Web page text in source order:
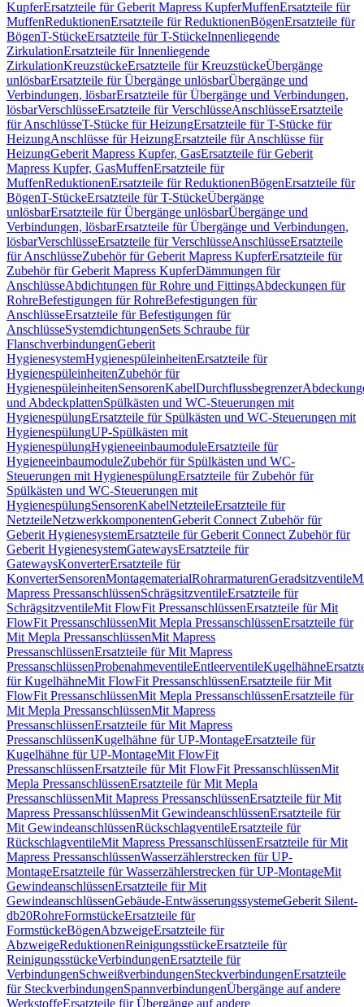
KupferErsatzteile für Geberit Mapress KupferMuffenErsatzteile für
MuffenReduktionenErsatzteile für ReduktionenBögenErsatzteile für
BögenT-StückeErsatzteile für T-StückeInnenliegende
ZirkulationErsatzteile für Innenliegende
ZirkulationKreuzstückeErsatzteile für KreuzstückeÜbergänge
unlösbarErsatzteile für Übergänge unlösbarÜbergänge und
Verbindungen, lösbarErsatzteile für Übergänge und Verbindungen,
lösbarVerschlüsseErsatzteile für VerschlüsseAnschlüsseErsatzteile
für AnschlüsseT-Stücke für HeizungErsatzteile für T-Stücke für
HeizungAnschlüsse für HeizungErsatzteile für Anschlüsse für
HeizungGeberit Mapress Kupfer, GasErsatzteile für Geberit
Mapress Kupfer, GasMuffenErsatzteile für
MuffenReduktionenErsatzteile für ReduktionenBögenErsatzteile für
BögenT-StückeErsatzteile für T-StückeÜbergänge
unlösbarErsatzteile für Übergänge unlösbarÜbergänge und
Verbindungen, lösbarErsatzteile für Übergänge und Verbindungen,
lösbarVerschlüsseErsatzteile für VerschlüsseAnschlüsseErsatzteile
für AnschlüsseZubehör für Geberit Mapress KupferErsatzteile für
Zubehör für Geberit Mapress KupferDämmungen für
AnschlüsseAbdichtungen für Rohre und FittingsAbdeckungen für
RohreBefestigungen für RohreBefestigungen für
AnschlüsseErsatzteile für Befestigungen für
AnschlüsseSystemdichtungenSets Schraube für
FlanschverbindungenGeberit
HygienesystemHygienespüleinheitenErsatzteile für
HygienespüleinheitenZubehör für
HygienespüleinheitenSensorenKabelDurchflussbegrenzer
und AbdeckplattenSpülkästen und WC-Steuerungen mit
HygienespülungErsatzteile für Spülkästen und WC-Steuerungen mit
HygienespülungUP-Spülkästen mit
HygienespülungHygieneeinbaumoduleErsatzteile für
HygieneeinbaumoduleZubehör für Spülkästen und WC-
Steuerungen mit HygienespülungErsatzteile für Zubehör für
Spülkästen und WC-Steuerungen mit
HygienespülungSensorenKabelNetzteileErsatzteile für
NetzteileNetzwerkkomponentenGeberit Connect Zubehör für
Geberit HygienesystemErsatzteile für Geberit Connect Zubehör für
Geberit HygienesystemGatewaysErsatzteile für
GatewaysKonverterErsatzteile für
KonverterSensorenMontagematerialRohrarmaturenGeradsitzventile
Mapress PressanschlüssenSchrägsitzventileErsatzteile für
SchrägsitzventileMit FlowFit PressanschlüssenErsatzteile für Mit
FlowFit PressanschlüssenMit Mepla PressanschlüssenErsatzteile für
Mit Mepla PressanschlüssenMit Mapress
PressanschlüssenErsatzteile für Mit Mapress
PressanschlüssenProbenahmeventileEntleerventileKugelhähne
für KugelhähneMit FlowFit PressanschlüssenErsatzteile für Mit
FlowFit PressanschlüssenMit Mepla PressanschlüssenErsatzteile für
Mit Mepla PressanschlüssenMit Mapress
PressanschlüssenErsatzteile für Mit Mapress
PressanschlüssenKugelhähne für UP-MontageErsatzteile für
Kugelhähne für UP-MontageMit FlowFit
PressanschlüssenErsatzteile für Mit FlowFit PressanschlüssenMit
Mepla PressanschlüssenErsatzteile für Mit Mepla
PressanschlüssenMit Mapress PressanschlüssenErsatzteile für Mit
Mapress PressanschlüssenMit GewindeanschlüssenErsatzteile für
Mit GewindeanschlüssenRückschlagventileErsatzteile für
RückschlagventileMit Mapress PressanschlüssenErsatzteile für Mit
Mapress PressanschlüssenWasserzählerstrecken für UP-
MontageErsatzteile für Wasserzählerstrecken für UP-MontageMit
GewindeanschlüssenErsatzteile für Mit
GewindeanschlüssenGebäude-EntwässerungssystemeGeberit Silent-
db20RohreFormstückeErsatzteile für
FormstückeBögenAbzweigeErsatzteile für
AbzweigeReduktionenReinigungsstückeErsatzteile für
ReinigungsstückeVerbindungenErsatzteile für
VerbindungenSchweißverbindungenSteckverbindungenErsatzteile
für SteckverbindungenSpannverbindungenÜbergänge auf andere
WerkstoffeErsatzteile für Übergänge auf andere